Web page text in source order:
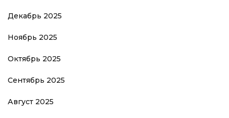
Декабрь 2025
Ноябрь 2025
Октябрь 2025
Сентябрь 2025
Август 2025